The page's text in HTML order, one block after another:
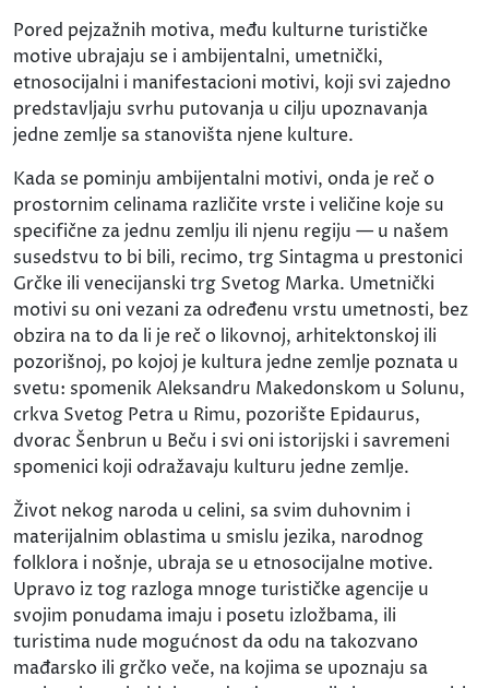
Pored pejzažnih motiva, među kulturne turističke
motive ubrajaju se i ambijentalni, umetnički,
etnosocijalni i manifestacioni motivi, koji svi zajedno
predstavljaju svrhu putovanja u cilju upoznavanja
jedne zemlje sa stanovišta njene kulture.
Kada se pominju ambijentalni motivi, onda je reč o
prostornim celinama različite vrste i veličine koje su
specifične za jednu zemlju ili njenu regiju — u našem
susedstvu to bi bili, recimo, trg Sintagma u prestonici
Grčke ili venecijanski trg Svetog Marka. Umetnički
motivi su oni vezani za određenu vrstu umetnosti, bez
obzira na to da li je reč o likovnoj, arhitektonskoj ili
pozorišnoj, po kojoj je kultura jedne zemlje poznata u
svetu: spomenik Aleksandru Makedonskom u Solunu,
crkva Svetog Petra u Rimu, pozorište Epidaurus,
dvorac Šenbrun u Beču i svi oni istorijski i savremeni
spomenici koji odražavaju kulturu jedne zemlje.
Život nekog naroda u celini, sa svim duhovnim i
materijalnim oblastima u smislu jezika, narodnog
folklora i nošnje, ubraja se u etnosocijalne motive.
Upravo iz tog razloga mnoge turističke agencije u
svojim ponudama imaju i posetu izložbama, ili
turistima nude mogućnost da odu na takozvano
mađarsko ili grčko veče, na kojima se upoznaju sa